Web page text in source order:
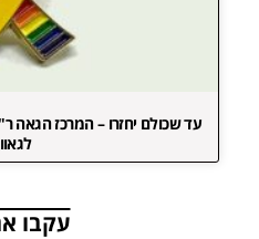
עד שכולם יחזרו – המרכז הגאה
עקבו